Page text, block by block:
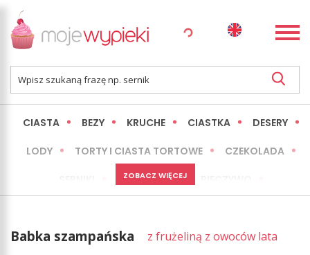
CIASTA BEZY KRUCHE CIASTKA DESERY
LODY TORTY I CIASTA TORTOWE CZEKOLADA
MINI WYPIEKI
LŻEJSZE / ZDROWSZE INNE
ZOBACZ WIĘCEJ
Babka szampańska z frużeliną z owoców lata